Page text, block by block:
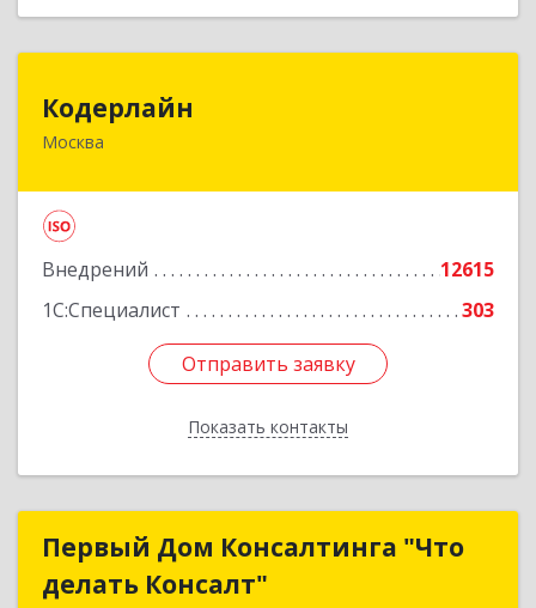
Кодерлайн
Москва
Внедрений
12615
1С:Специалист
303
Отправить заявку
Показать контакты
107023, Москва г, Семеновская Б. ул, дом № 43,
Отправить заявку
Назад
Первый Дом Консалтинга "Что
делать Консалт"
Первый Дом Консалтинга "Что